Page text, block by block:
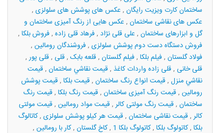
ساختمان کارت ویزیت رایگان , عکس های پوشش های سلولزی ,
عکس های نقاشی ساختمان , عکس هایی از رنگ آمیزی ساختمان و
گل و ابزارهای ساختمان , علی قلی نژاد , فرهاد قلی زاده , فروش بلکا ,
فروش دستگاه دست دوم پوشش سلولزی , فروشندگان رومالین ,
فولاد گلستان , فیلم بلکا , فیلم گلستان , قلعه بابک , قلی , قلی پور,
قلی خانی , قلی زاده واردات کاغذ , قيمت نقاشي ساختمان , قيمت
نقاشي منزل , قیمت انواع رنگ ساختمان , قیمت بلکا , قیمت پوشش
رومالین , قیمت رنگ آمیزی ساختمان , قیمت رنگ بلکا , قیمت رنگ
ساختمان , قیمت رنگ مولتی کالر, قیمت مواد رومالین , قیمت مولتی
کالر, قیمت نقاشی ساختمان , قیمت هر کیلو پوشش سلولزی ,کاتالوگ
بلکا ,کاتولوگ بلکا ,کاتولوگ بلکا 1 ,کاخ گلستان ,کار با رومالین ,